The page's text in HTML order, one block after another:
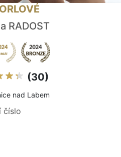
RADOST
(30)
nad Labem
číslo